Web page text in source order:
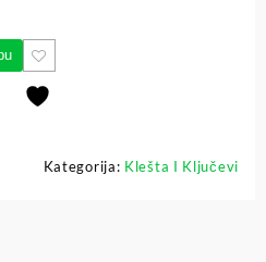
Kategorija: Klešta I Ključevi